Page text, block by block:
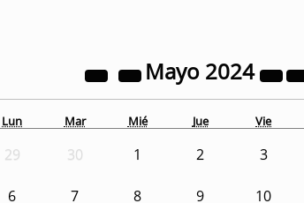
Mayo 2024
Lun Mar Mié Jue Vie
29 30 1 2 3
6 7 8 9 10